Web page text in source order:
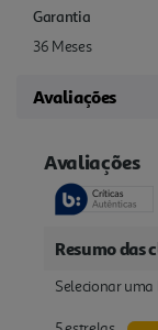
Garantia
36 Meses
Avaliações